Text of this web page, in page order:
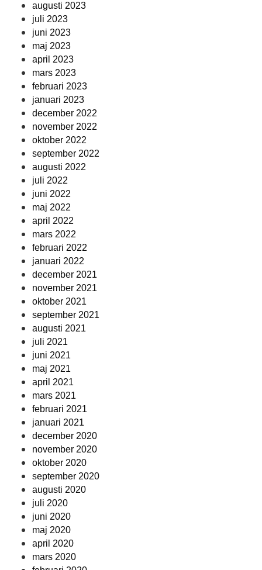
augusti 2023
juli 2023
juni 2023
maj 2023
april 2023
mars 2023
februari 2023
januari 2023
december 2022
november 2022
oktober 2022
september 2022
augusti 2022
juli 2022
juni 2022
maj 2022
april 2022
mars 2022
februari 2022
januari 2022
december 2021
november 2021
oktober 2021
september 2021
augusti 2021
juli 2021
juni 2021
maj 2021
april 2021
mars 2021
februari 2021
januari 2021
december 2020
november 2020
oktober 2020
september 2020
augusti 2020
juli 2020
juni 2020
maj 2020
april 2020
mars 2020